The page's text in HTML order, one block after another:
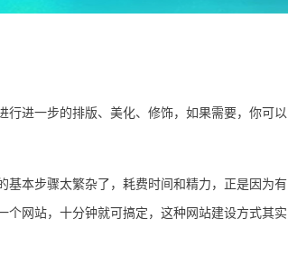
进一步的排版、美化、修饰，如果需要，你可以
本步骤太繁杂了，耗费时间和精力，正是因为有
网站，十分钟就可搞定，这种网站建设方式其实